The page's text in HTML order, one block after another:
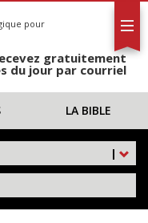
pour
gratuitement
du jour par courriel
LA BIBLE
|